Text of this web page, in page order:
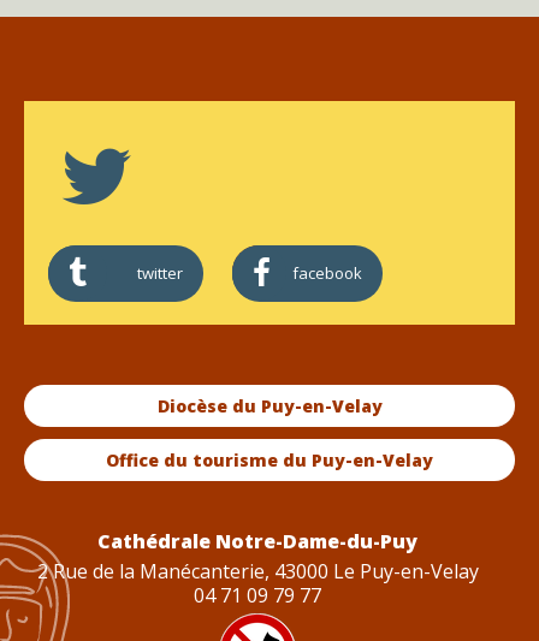
twitter facebook
Diocèse du Puy-en-Velay
Office du tourisme du Puy-en-Velay
Cathédrale Notre-Dame-du-Puy
2 Rue de la Manécanterie, 43000 Le Puy-en-Velay
04 71 09 79 77